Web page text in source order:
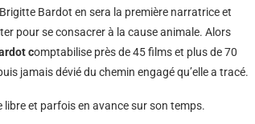
Bardot en sera la première narratrice et
pour se consacrer à la cause animale. Alors
comptabilise près de 45 films et plus de 70
jamais dévié du chemin engagé qu’elle a tracé.
libre et parfois en avance sur son temps.